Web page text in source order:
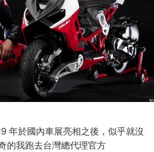
年於國內車展亮相之後，似乎就沒
的我跑去台灣總代理官方